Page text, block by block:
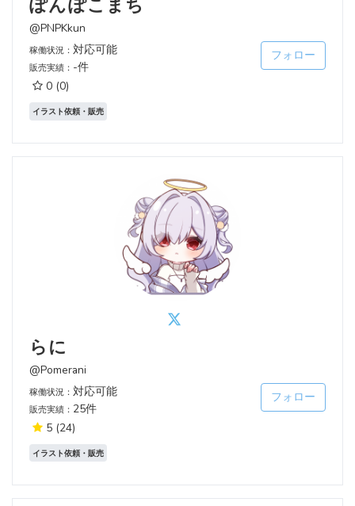
ぽんぽこまち
@PNPKkun
稼働状況： 対応可能
販売実績： -件
0 (0)
フォロー
イラスト依頼・販売
らに
@Pomerani
稼働状況： 対応可能
販売実績： 25件
5 (24)
フォロー
イラスト依頼・販売